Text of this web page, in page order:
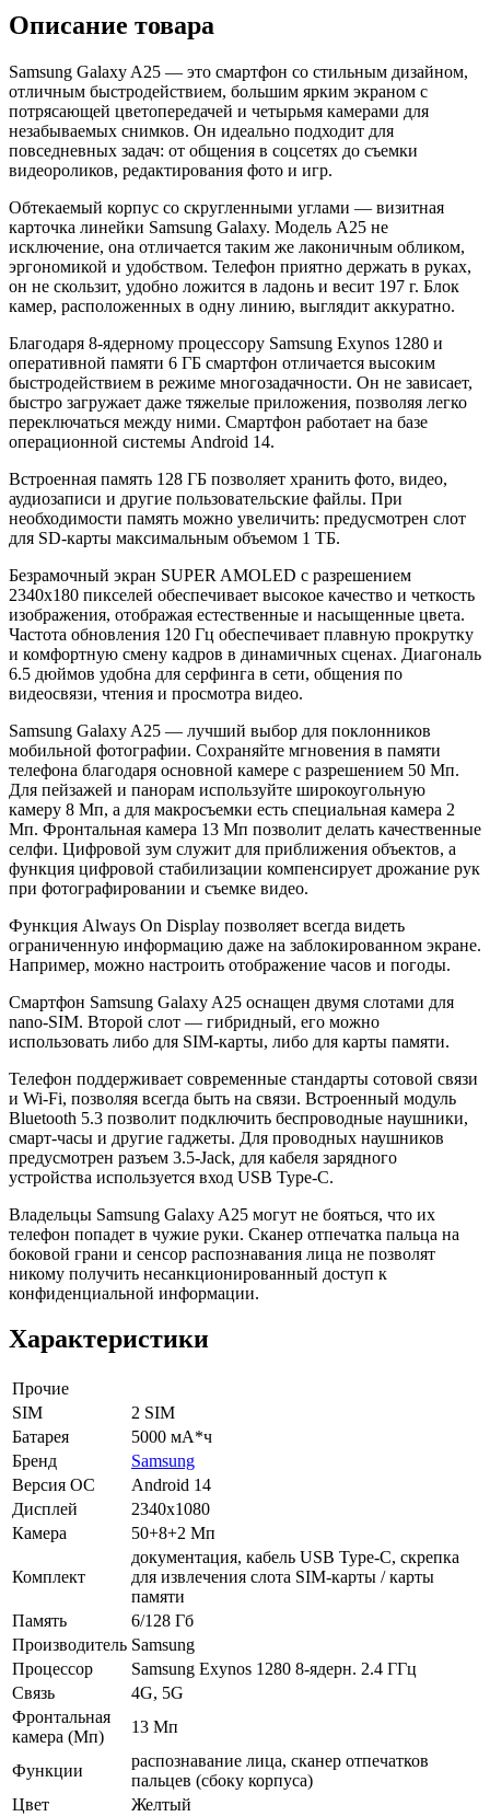
Описание товара
Samsung Galaxy A25 — это смартфон со стильным дизайном,
отличным быстродействием, большим ярким экраном с
потрясающей цветопередачей и четырьмя камерами для
незабываемых снимков. Он идеально подходит для
повседневных задач: от общения в соцсетях до съемки
видеороликов, редактирования фото и игр.
Обтекаемый корпус со скругленными углами — визитная
карточка линейки Samsung Galaxy. Модель A25 не
исключение, она отличается таким же лаконичным обликом,
эргономикой и удобством. Телефон приятно держать в руках,
он не скользит, удобно ложится в ладонь и весит 197 г. Блок
камер, расположенных в одну линию, выглядит аккуратно.
Благодаря 8-ядерному процессору Samsung Exynos 1280 и
оперативной памяти 6 ГБ смартфон отличается высоким
быстродействием в режиме многозадачности. Он не зависает,
быстро загружает даже тяжелые приложения, позволяя легко
переключаться между ними. Смартфон работает на базе
операционной системы Android 14.
Встроенная память 128 ГБ позволяет хранить фото, видео,
аудиозаписи и другие пользовательские файлы. При
необходимости память можно увеличить: предусмотрен слот
для SD-карты максимальным объемом 1 ТБ.
Безрамочный экран SUPER AMOLED с разрешением
2340x180 пикселей обеспечивает высокое качество и четкость
изображения, отображая естественные и насыщенные цвета.
Частота обновления 120 Гц обеспечивает плавную прокрутку
и комфортную смену кадров в динамичных сценах. Диагональ
6.5 дюймов удобна для серфинга в сети, общения по
видеосвязи, чтения и просмотра видео.
Samsung Galaxy A25 — лучший выбор для поклонников
мобильной фотографии. Сохраняйте мгновения в памяти
телефона благодаря основной камере с разрешением 50 Мп.
Для пейзажей и панорам используйте широкоугольную
камеру 8 Мп, а для макросъемки есть специальная камера 2
Мп. Фронтальная камера 13 Мп позволит делать качественные
селфи. Цифровой зум служит для приближения объектов, а
функция цифровой стабилизации компенсирует дрожание рук
при фотографировании и съемке видео.
Функция Always On Display позволяет всегда видеть
ограниченную информацию даже на заблокированном экране.
Например, можно настроить отображение часов и погоды.
Смартфон Samsung Galaxy A25 оснащен двумя слотами для
nano-SIM. Второй слот — гибридный, его можно
использовать либо для SIM-карты, либо для карты памяти.
Телефон поддерживает современные стандарты сотовой связи
и Wi-Fi, позволяя всегда быть на связи. Встроенный модуль
Bluetooth 5.3 позволит подключить беспроводные наушники,
смарт-часы и другие гаджеты. Для проводных наушников
предусмотрен разъем 3.5-Jack, для кабеля зарядного
устройства используется вход USB Type-C.
Владельцы Samsung Galaxy A25 могут не бояться, что их
телефон попадет в чужие руки. Сканер отпечатка пальца на
боковой грани и сенсор распознавания лица не позволят
никому получить несанкционированный доступ к
конфиденциальной информации.
Характеристики
Прочие
SIM
2 SIM
Батарея
5000 мА*ч
Бренд
Samsung
Версия ОС
Android 14
Дисплей
2340x1080
Камера
50+8+2 Мп
Комплект
документация, кабель USB Type-C, скрепка
для извлечения слота SIM-карты / карты
памяти
Память
6/128 Гб
Производитель Samsung
Процессор
Samsung Exynos 1280 8-ядерн. 2.4 ГГц
Связь
4G, 5G
Фронтальная
камера (Мп)
13 Мп
Функции
распознавание лица, сканер отпечатков
пальцев (сбоку корпуса)
Цвет
Желтый